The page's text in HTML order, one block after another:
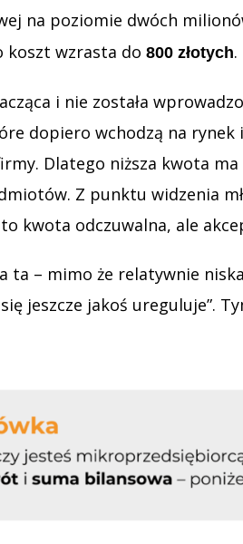
na poziomie dwóch
koszt wzrasta do 800 złotych.
i nie została
dopiero wchodzą na
Dlatego niższa kwota
Z punktu widzenia
to kwota odczuwalna, ale
ta – mimo że relatywnie
się jeszcze jakoś ureguluje”.